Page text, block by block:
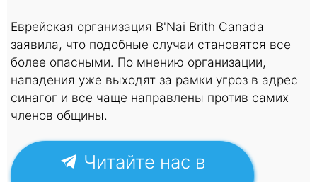
Еврейская организация B'Nai Brith Canada
заявила, что подобные случаи становятся все
более опасными. По мнению организации,
нападения уже выходят за рамки угроз в адрес
синагог и все чаще направлены против самих
членов общины.
Читайте нас в